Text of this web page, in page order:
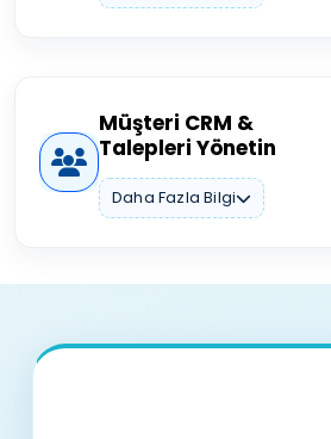
Müşteri CRM &
Talepleri Yönetin
Daha Fazla Bilgi